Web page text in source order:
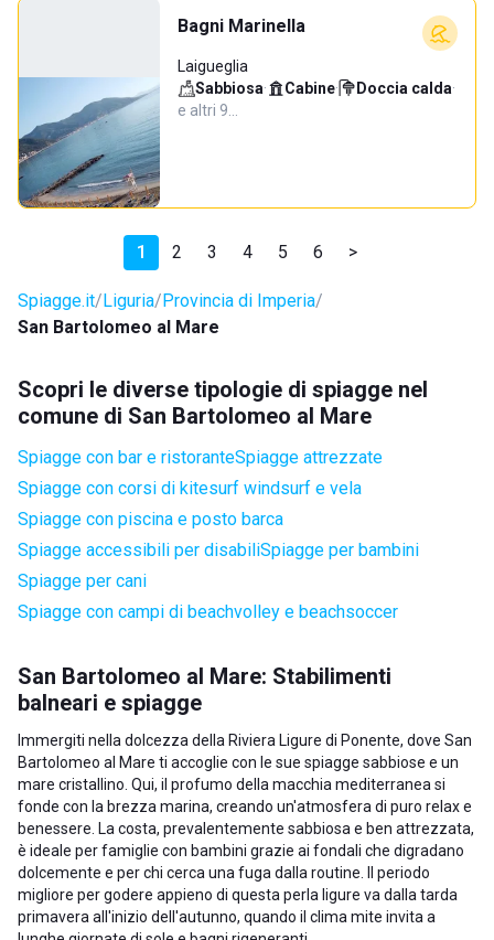
Bagni Marinella
Laigueglia
Sabbiosa· Cabine· Doccia calda·
e altri 9…
1 2 3 4 5 6 >
Spiagge.it Liguria Provincia di Imperia
San Bartolomeo al Mare
Scopri le diverse tipologie di spiagge nel
comune di San Bartolomeo al Mare
Spiagge con bar e ristoranteSpiagge attrezzate
Spiagge con corsi di kitesurf windsurf e vela
Spiagge con piscina e posto barca
Spiagge accessibili per disabiliSpiagge per bambini
Spiagge per cani
Spiagge con campi di beachvolley e beachsoccer
San Bartolomeo al Mare: Stabilimenti
balneari e spiagge
Immergiti nella dolcezza della Riviera Ligure di Ponente, dove San
Bartolomeo al Mare ti accoglie con le sue spiagge sabbiose e un
mare cristallino. Qui, il profumo della macchia mediterranea si
fonde con la brezza marina, creando un'atmosfera di puro relax e
benessere. La costa, prevalentemente sabbiosa e ben attrezzata,
è ideale per famiglie con bambini grazie ai fondali che digradano
dolcemente e per chi cerca una fuga dalla routine. Il periodo
migliore per godere appieno di questa perla ligure va dalla tarda
primavera all'inizio dell'autunno, quando il clima mite invita a